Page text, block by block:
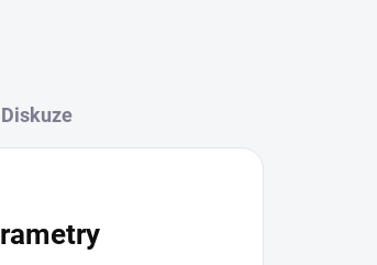
Diskuze